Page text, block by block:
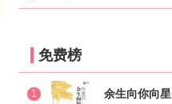
免费榜
1
余生向你向星